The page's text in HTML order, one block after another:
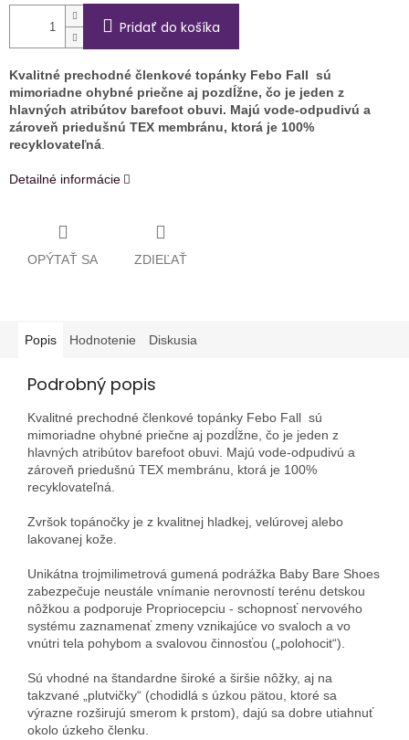
Pridať do košíka
Kvalitné prechodné členkové topánky Febo Fall sú
mimoriadne ohybné priečne aj pozdĺžne, čo je jeden z
hlavných atribútov barefoot obuvi. Majú vode-odpudivú a
zároveň priedušnú TEX membránu, ktorá je 100%
recyklovateľná.
Detailné informácie
OPÝTAŤ SA ZDIEĽAŤ
Popis Hodnotenie Diskusia
Podrobný popis
Kvalitné prechodné členkové topánky Febo Fall sú
mimoriadne ohybné priečne aj pozdĺžne, čo je jeden z
hlavných atribútov barefoot obuvi. Majú vode-odpudivú a
zároveň priedušnú TEX membránu, ktorá je 100%
recyklovateľná.
Zvršok topánočky je z kvalitnej hladkej, velúrovej alebo
lakovanej kože.
Unikátna trojmilimetrová gumená podrážka Baby Bare Shoes
zabezpečuje neustále vnímanie nerovností terénu detskou
nôžkou a podporuje Propriocepciu - schopnosť nervového
systému zaznamenať zmeny vznikajúce vo svaloch a vo
vnútri tela pohybom a svalovou činnosťou („polohocit“).
Sú vhodné na štandardne široké a širšie nôžky, aj na
takzvané „plutvičky“ (chodidlá s úzkou pätou, ktoré sa
výrazne rozširujú smerom k prstom), dajú sa dobre utiahnuť
okolo úzkeho členku.